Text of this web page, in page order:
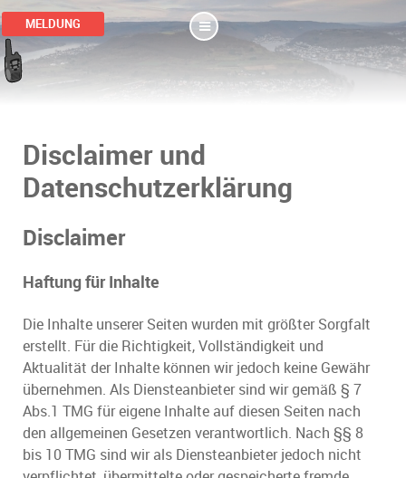
MELDUNG
Disclaimer und
Datenschutzerklärung
Disclaimer
Haftung für Inhalte
Die Inhalte unserer Seiten wurden mit größter Sorgfalt
erstellt. Für die Richtigkeit, Vollständigkeit und
Aktualität der Inhalte können wir jedoch keine Gewähr
übernehmen. Als Diensteanbieter sind wir gemäß § 7
Abs.1 TMG für eigene Inhalte auf diesen Seiten nach
den allgemeinen Gesetzen verantwortlich. Nach §§ 8
bis 10 TMG sind wir als Diensteanbieter jedoch nicht